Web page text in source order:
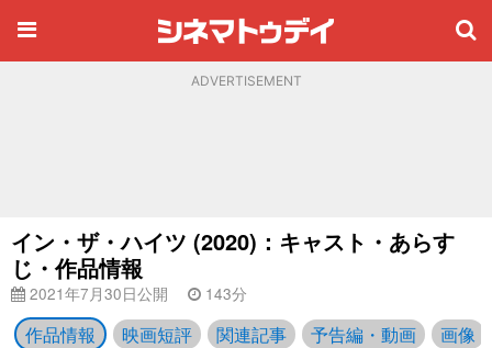
ADVERTISEMENT
イン・ザ・ハイツ (2020)：キャスト・あらす
じ・作品情報
2021年7月30日公開 143分
作品情報 映画短評 関連記事 予告編・動画 画像